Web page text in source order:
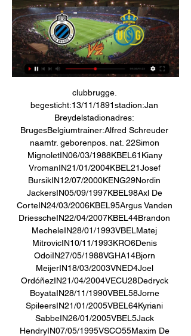
clubbrugge.
begesticht:13/11/1891stadion:Jan
Breydelstadionadres:
BrugesBelgiumtrainer:Alfred Schreuder
naamtr. geborenpos. nat. 22Simon
MignoletIN06/03/1988KBEL61Kiany
VromanIN21/01/2004KBEL21Josef
BursikIN12/07/2000KENG29Nordin
JackersIN05/09/1997KBEL98Axl De
CorteIN24/03/2006KBEL95Argus Vanden
DriesscheIN22/04/2007KBEL44Brandon
MecheleIN28/01/1993VBELMatej
MitrovicIN10/11/1993KRO6Denis
OdoiIN27/05/1988VGHA14Bjorn
MeijerIN18/03/2003VNED4Joel
OrdóñezIN21/04/2004VECU28Dedryck
BoyataIN28/11/1990VBEL58Jorne
SpileersIN21/01/2005VBEL64Kyriani
SabbeIN26/01/2005VBEL5Jack
HendryIN07/05/1995VSCO55Maxim De